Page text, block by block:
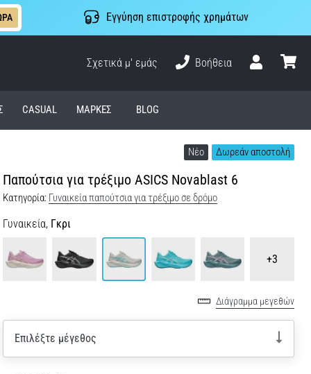
Εγγύηση επιστροφής χρημάτων
Σχετικά μ' εμάς
Βοήθεια
CASUAL ΜΆΡΚΕΣ BLOG
Νέο Δωρεάν αποστολή
Παπούτσια για τρέξιμο ASICS Novablast 6
Κατηγορία: Γυναικεία παπούτσια για τρέξιμο σε δρόμο
Γυναικεία, Γκρι
+3
Διάγραμμα μεγεθών
Επιλέξτε μέγεθος